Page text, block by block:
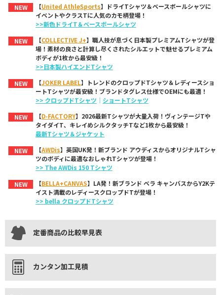
NEW 【United AthleSports】ドライTシャツ＆ベースボールシャツに
イベントやクラスTに人気のカモ柄登場！
>>新色ドライT＆ベースボールシャツ
NEW
【COLLECTIVE J+】職人技が息づく日本製プレミアムTシャツが登
場！素材の良さと計算し尽くされたシルエットで魅せるプレミアム
ボディが1枚から最安級！
>>日本製ハイエンドTシャツ
NEW
【JOKER LABEL】トレンドのクロップドTシャツ＆レディースショ
ートTシャツが最安級！ブランドタグレス仕様でOEMにも最適！
>> クロップドTシャツ ｜ ショートTシャツ
NEW
【D-FACTORY】2026最新Tシャツが大量入荷！ヴィンテージTや
タイダイT、キレイめシルクタッチTなど1枚から最安級！
最新Tシャツ＆ジャケット
NEW
【AWDis】英国UK発！新ブランド アウディスからオリジナルTシャ
ツのボディに最適なおしゃれTシャツが登場！
>> The AWDis 150 Tシャツ
NEW
【BELLA+CANVAS】LA発！新ブランド ベラ キャンバスからY2Kテ
イスト満載のレディースクロップドTが登場！
>> bella クロップドTシャツ
定番商品の比較早見表
カンタン加工見積